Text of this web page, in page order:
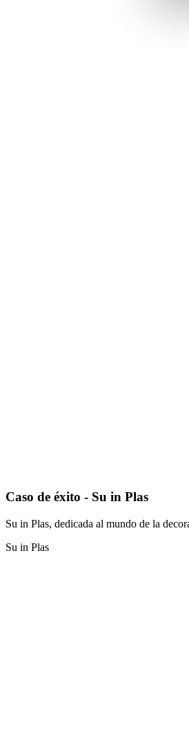
Caso de éxito - Su in Plas
Su in Plas, dedicada al mundo de la
Su in Plas